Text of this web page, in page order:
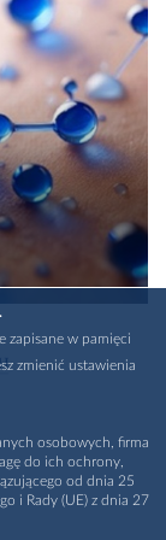
zapisane w pamięci
zmienić ustawienia
osobowych, firma
do ich ochrony,
od dnia 25
i Rady (UE) z dnia 27